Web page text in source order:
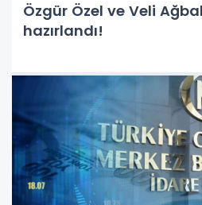
Özgür Özel ve Veli
hazırlandı!